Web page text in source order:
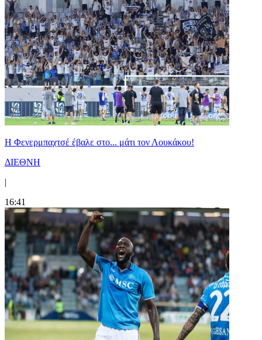
Η Φενερμπαχτσέ έβαλε στο... μάτι τον Λουκάκου!
ΔΙΕΘΝΗ
|
16:41